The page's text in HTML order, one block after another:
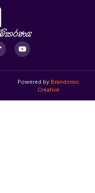
Powered by Brandomic
Creative